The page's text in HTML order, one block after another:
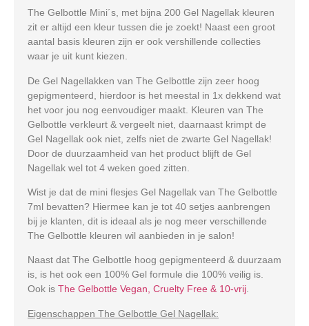
The Gelbottle Mini´s, met bijna 200 Gel Nagellak kleuren
zit er altijd een kleur tussen die je zoekt! Naast een groot
aantal basis kleuren zijn er ook vershillende collecties
waar je uit kunt kiezen.
De Gel Nagellakken van The Gelbottle zijn zeer hoog
gepigmenteerd, hierdoor is het meestal in 1x dekkend wat
het voor jou nog eenvoudiger maakt. Kleuren van The
Gelbottle verkleurt & vergeelt niet, daarnaast krimpt de
Gel Nagellak ook niet, zelfs niet de zwarte Gel Nagellak!
Door de duurzaamheid van het product blijft de Gel
Nagellak wel tot 4 weken goed zitten.
Wist je dat de mini flesjes Gel Nagellak van The Gelbottle
7ml bevatten? Hiermee kan je tot 40 setjes aanbrengen
bij je klanten, dit is ideaal als je nog meer verschillende
The Gelbottle kleuren wil aanbieden in je salon!
Naast dat The Gelbottle hoog gepigmenteerd & duurzaam
is, is het ook een 100% Gel formule die 100% veilig is.
Ook is The Gelbottle Vegan, Cruelty Free & 10-vrij.
Eigenschappen The Gelbottle Gel Nagellak: